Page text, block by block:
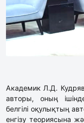
Академик Л.Д.
авторы, оның
белгілі оқулықтың
енгізу теориясына